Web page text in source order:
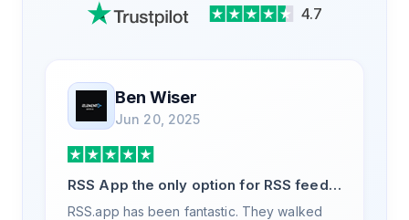
4.7
Ben Wiser
Jun 20, 2025
RSS App the only option for RSS feed
generation
RSS.app has been fantastic. They walked